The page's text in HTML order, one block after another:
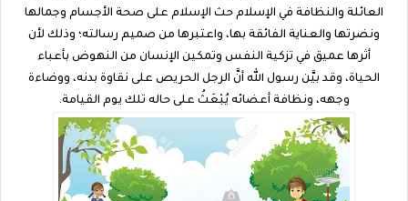
العائلة والنظافة في الإسلام حث الإسلام على صحة الأجسام وجمالها
ونضرتها والعناية الفائقة بها، واعتبرها من صميم رسالته؛ وذلك لأن
أثرها عميق في تزكية النفس وتمكين الإنسان من النهوض بأعباء
الحياة، وقد بيَّن رسول الله أنَّ الرجل الحريص على نقاوة بدنه، ووضاءة
وجهه، ونظافة أعضائه يُبْعَثُ على حاله تلك يوم القيامة.